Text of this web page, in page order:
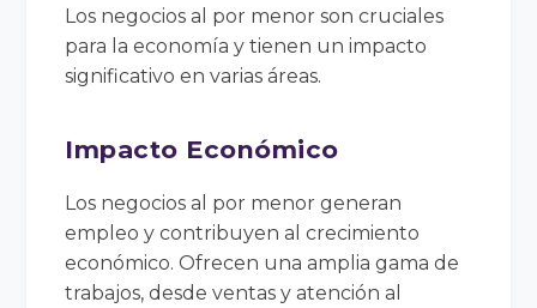
Los negocios al por menor son cruciales
para la economía y tienen un impacto
significativo en varias áreas.
Impacto Económico
Los negocios al por menor generan
empleo y contribuyen al crecimiento
económico. Ofrecen una amplia gama de
trabajos, desde ventas y atención al